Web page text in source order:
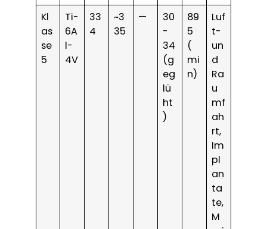
Kl
as
se
5
Ti-
6A
l-
4V
33
4
~3
35
—
30
-
34
(g
eg
lü
ht
)
89
5
(
mi
n)
Luf
t-
un
d
Ra
u
mf
ah
rt,
Im
pl
an
ta
te,
M